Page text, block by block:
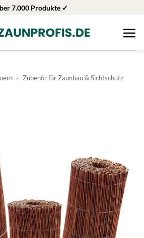
7.000 Produkte ✓
» Zubehör für Zaunbau & Sichtschutz